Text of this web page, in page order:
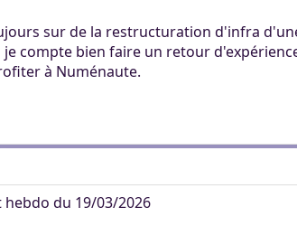
sur de la restructuration d'infra
je compte bien faire un retour
à Numénaute.
du 19/03/2026